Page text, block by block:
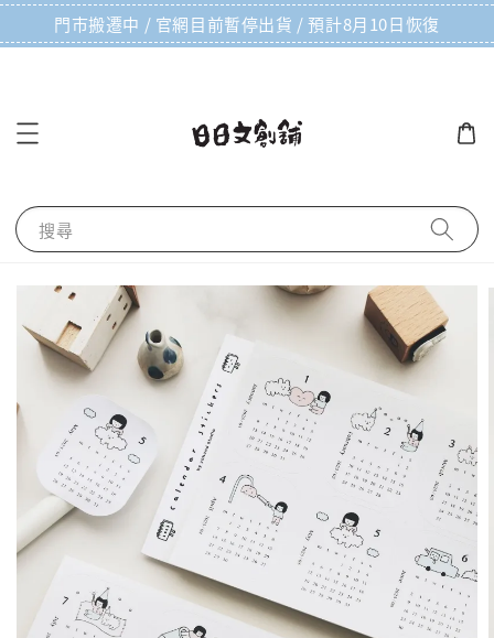
門市搬遷中 / 官網目前暫停出貨 / 預計8月10日恢復
搜尋